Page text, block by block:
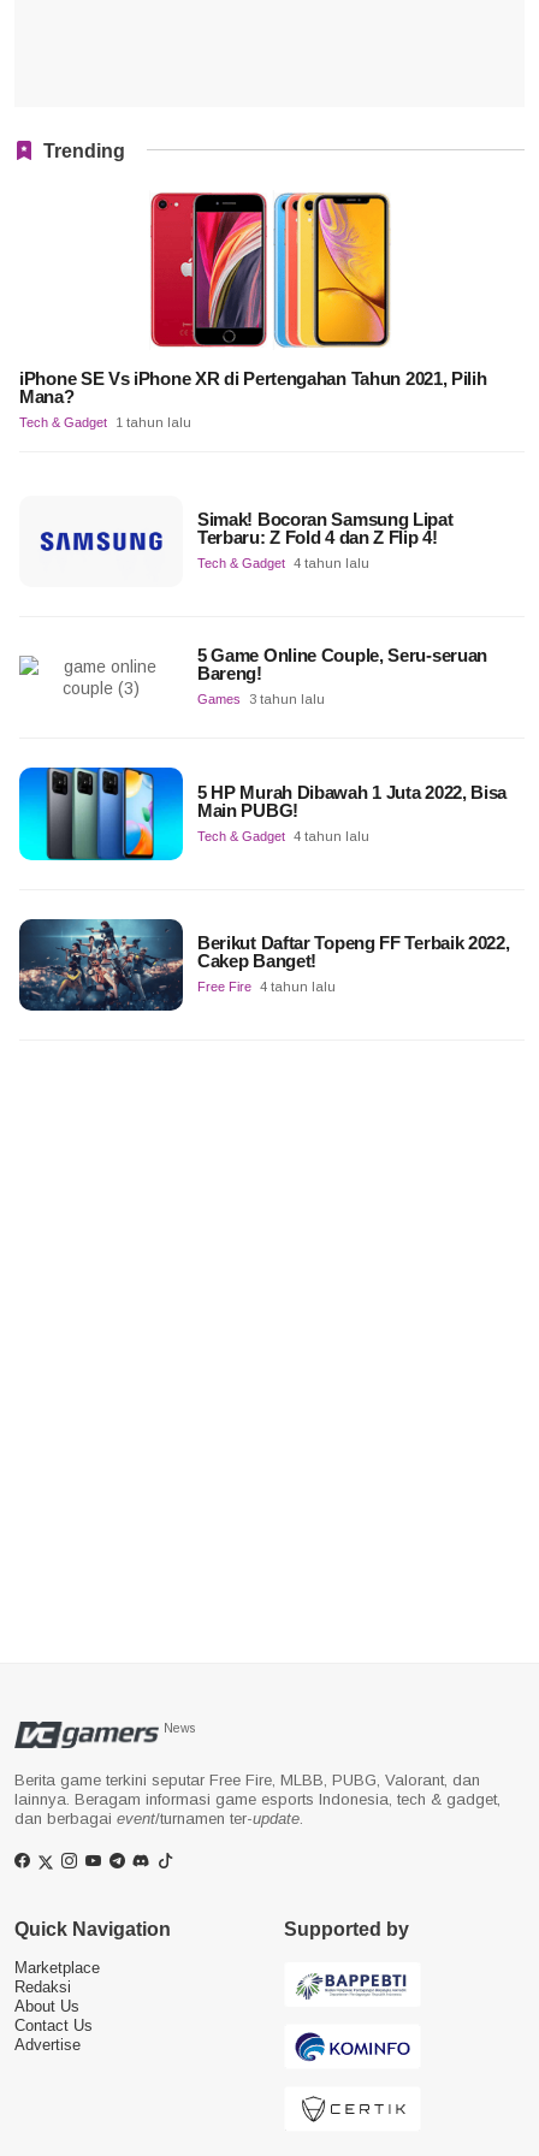
Trending
iPhone SE Vs iPhone XR di Pertengahan Tahun 2021, Pilih
Mana?
Tech & Gadget 1 tahun lalu
Simak! Bocoran Samsung Lipat
Terbaru: Z Fold 4 dan Z Flip 4!
Tech & Gadget 4 tahun lalu
5 Game Online Couple, Seru-seruan
Bareng!
Games 3 tahun lalu
5 HP Murah Dibawah 1 Juta 2022, Bisa
Main PUBG!
Tech & Gadget 4 tahun lalu
Berikut Daftar Topeng FF Terbaik 2022,
Cakep Banget!
Free Fire 4 tahun lalu
News
Berita game terkini seputar Free Fire, MLBB, PUBG, Valorant, dan
lainnya. Beragam informasi game esports Indonesia, tech & gadget,
dan berbagai event/turnamen ter-update.
Quick Navigation
Marketplace
Redaksi
About Us
Contact Us
Advertise
Supported by